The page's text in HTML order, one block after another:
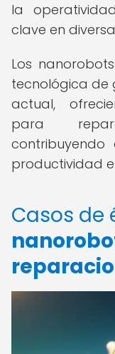
la
clave en
Los
tecnológica de
actual,
para
productividad
Casos de